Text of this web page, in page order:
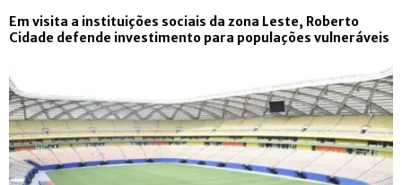
Em visita a instituições sociais da zona Leste, Roberto
Cidade defende investimento para populações vulneráveis